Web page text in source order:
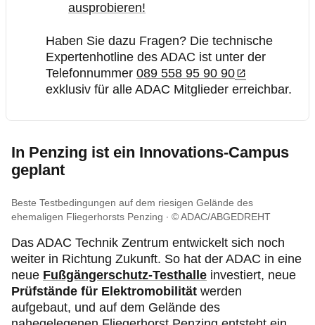
ausprobieren!
Haben Sie dazu Fragen? Die technische
Expertenhotline des ADAC ist unter der
Telefonnummer 089 558 95 90 90
exklusiv für alle ADAC Mitglieder erreichbar.
In Penzing ist ein Innovations-Campus
geplant
Beste Testbedingungen auf dem riesigen Gelände des
ehemaligen Fliegerhorsts Penzing
© ADAC/ABGEDREHT
Das ADAC Technik Zentrum entwickelt sich noch
weiter in Richtung Zukunft. So hat der ADAC in eine
neue Fußgängerschutz-Testhalle investiert, neue
Prüfstände für Elektromobilität werden
aufgebaut, und auf dem Gelände des